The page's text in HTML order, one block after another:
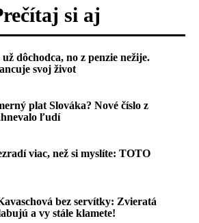
si aj
dôchodca, no z penzie nežije.
svoj život
plat Slováka? Nové číslo z
ľudí
viac, než si myslíte: TOTO
bez servítky: Zvieratá
a vy stále klamete!